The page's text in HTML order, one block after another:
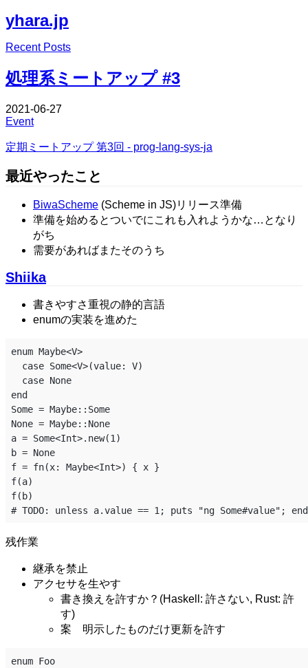
yhara.jp
Recent Posts
処理系ミートアップ #3
2021-06-27
Event
定期ミートアップ 第3回 - prog-lang-sys-ja
最近やったこと
BiwaScheme (Scheme in JS)リリース準備
準備を始めるとついでにこれも入れようかな…となり
がち
需要があればまたそのうち
Shiika
書きやすさ重視の静的言語
enumの実装を進めた
enum Maybe<V>
end
Some = Maybe::Some
None = Maybe::None
a = Some<Int>.new(1)
b = None
f = fn(x: Maybe<Int>) { x }
f(a)
f(b)
残作業
継承を禁止
アクセサを生やす
書き換えを許すか？(Haskell: 許さない, Rust: 許
す)
案 明示したものだけ更新を許す
enum Foo